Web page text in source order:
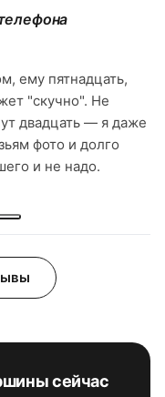
ему пятнадцать,
"скучно". Не
двадцать — я даже
фото и долго
и не надо.
сейчас